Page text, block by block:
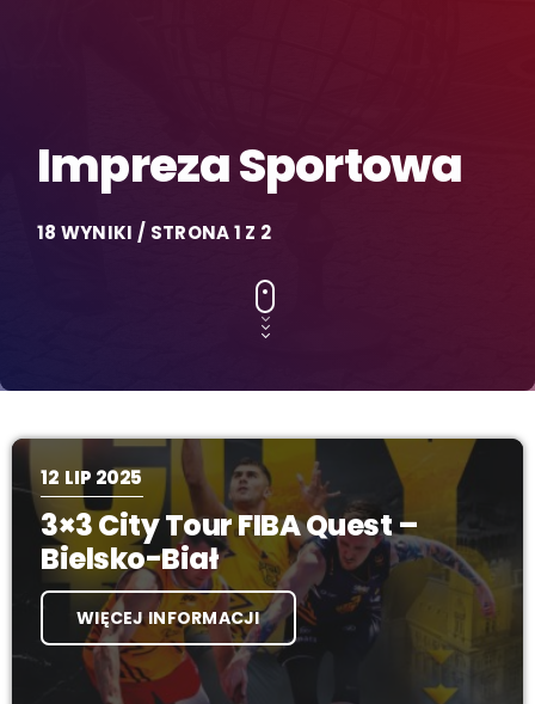
Impreza Sportowa
18 WYNIKI / STRONA 1 Z 2
12 LIP 2025
3×3 City Tour FIBA Quest –
Bielsko-Biał
WIĘCEJ INFORMACJI